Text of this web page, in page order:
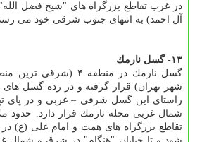
در غرب تقاطع بزرگراه های "شیخ فضل
آل احمد) به انتهای جنوب شرقی خود می
۱۳- گسل نارمك
شهر تهران) قرار گرفته و در رده گسل
راستای این گسل شرقی – غربی و در پای
شمال غربی محله نارمك قرار دارد. حدود
تقاطع بزرگراه های همت و امام علی (ع)